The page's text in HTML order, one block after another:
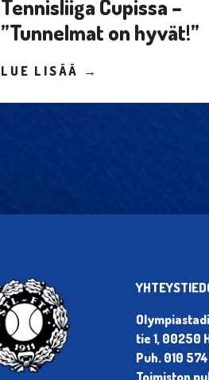
Tennisliiga Cupissa –
”Tunnelmat on hyvät!”
LUE LISÄÄ →
tie 1, 00250
Puh. 010